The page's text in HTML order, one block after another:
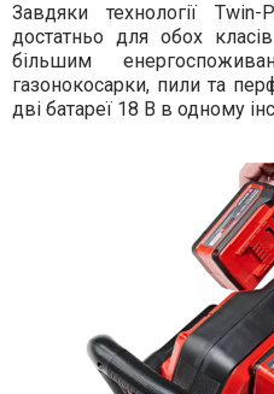
Завдяки технології
достатньо для обох
більшим
газонокосарки, пили та
дві батареї 18 В в одному